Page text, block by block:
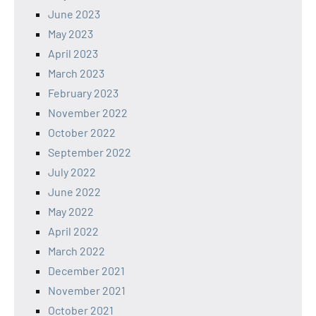
June 2023
May 2023
April 2023
March 2023
February 2023
November 2022
October 2022
September 2022
July 2022
June 2022
May 2022
April 2022
March 2022
December 2021
November 2021
October 2021